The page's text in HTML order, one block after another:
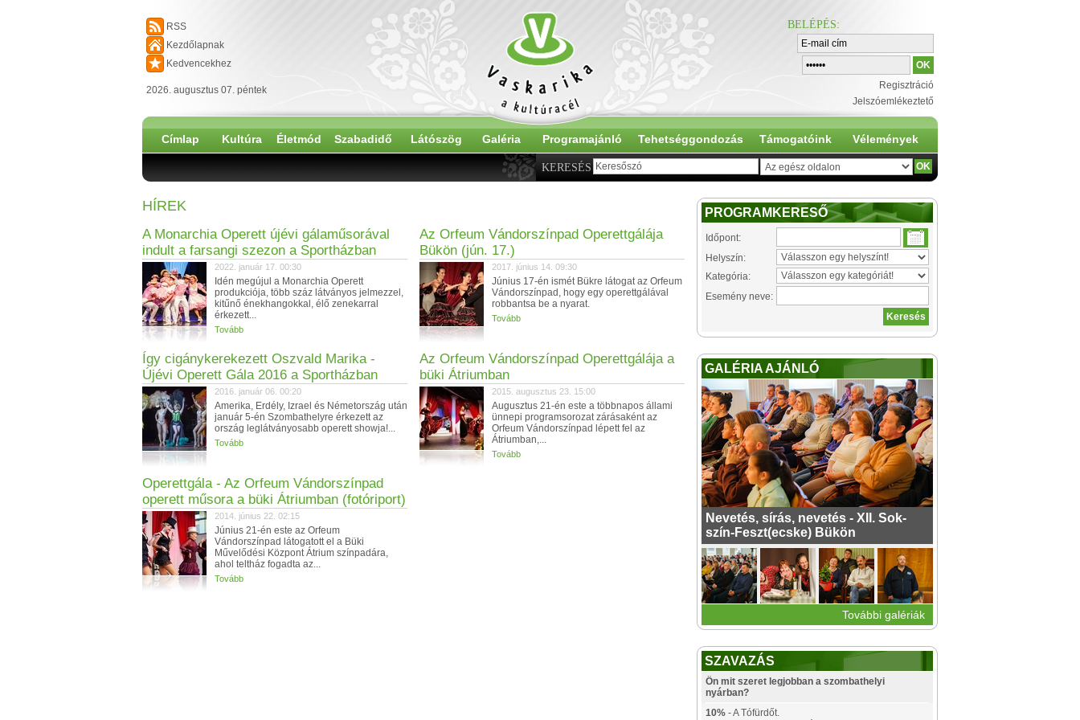
RSS
Kezdőlapnak
Kedvencekhez
2026. augusztus 07. péntek
BELÉPÉS:
Regisztráció
Jelszóemlékeztető
Címlap Kultúra Életmód Szabadidő Látószög Galéria Programajánló Tehetséggondozás Támogatóink Vélemények
KERESÉS
HÍREK
A Monarchia Operett újévi gálaműsorával
indult a farsangi szezon a Sportházban
2022. január 17. 00:30
Idén megújul a Monarchia Operett
produkciója, több száz látványos jelmezzel,
kitűnő énekhangokkal, élő zenekarral
érkezett...
Tovább
Az Orfeum Vándorszínpad Operettgálája
Bükön (jún. 17.)
2017. június 14. 09:30
Június 17-én ismét Bükre látogat az Orfeum
Vándorszínpad, hogy egy operettgálával
robbantsa be a nyarat.
Tovább
Így cigánykerekezett Oszvald Marika -
Újévi Operett Gála 2016 a Sportházban
2016. január 06. 00:20
Amerika, Erdély, Izrael és Németország után
január 5-én Szombathelyre érkezett az
ország leglátványosabb operett showja!...
Tovább
Az Orfeum Vándorszínpad Operettgálája a
büki Átriumban
2015. augusztus 23. 15:00
Augusztus 21-én este a többnapos állami
ünnepi programsorozat zárásaként az
Orfeum Vándorszínpad lépett fel az
Átriumban,...
Tovább
Operettgála - Az Orfeum Vándorszínpad
operett műsora a büki Átriumban (fotóriport)
2014. június 22. 02:15
Június 21-én este az Orfeum
Vándorszínpad látogatott el a Büki
Művelődési Központ Átrium színpadára,
ahol teltház fogadta az...
Tovább
PROGRAMKERESŐ
Időpont:
Helyszín:
Kategória:
Esemény neve:
GALÉRIA AJÁNLÓ
Nevetés, sírás, nevetés - XII. Sok-
szín-Feszt(ecske) Bükön
További galériák
SZAVAZÁS
Ön mit szeret legjobban a szombathelyi
nyárban?
10% - A Tófürdőt.